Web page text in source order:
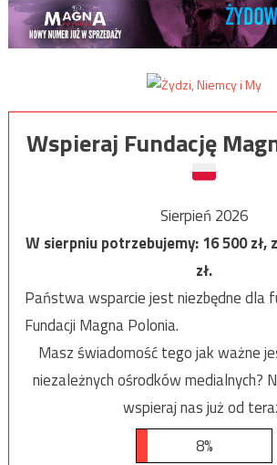
Wspieraj Fundację
Sierpień 2026
W sierpniu potrzebujemy:16 500zł,
zł.
Państwa wsparcie jest niezbędne dla
Fundacji Magna Polonia.
Masz świadomość tego jak ważne
niezależnych ośrodków medialnych?
wspieraj nas już od
8%